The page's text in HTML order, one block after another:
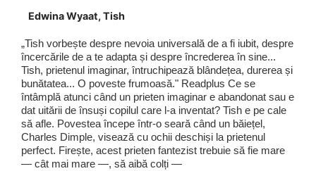
Edwina Wyaat, Tish
„Tish vorbește despre nevoia universală de a fi iubit, despre
încercările de a te adapta și despre încrederea în sine...
Tish, prietenul imaginar, întruchipează blândețea, durerea și
bunătatea... O poveste frumoasă." Readplus Ce se
întâmplă atunci când un prieten imaginar e abandonat sau e
dat uitării de însuși copilul care l-a inventat? Tish e pe cale
să afle. Povestea începe într-o seară când un băiețel,
Charles Dimple, visează cu ochii deschiși la prietenul
perfect. Firește, acest prieten fantezist trebuie să fie mare
— cât mai mare —, să aibă colți —